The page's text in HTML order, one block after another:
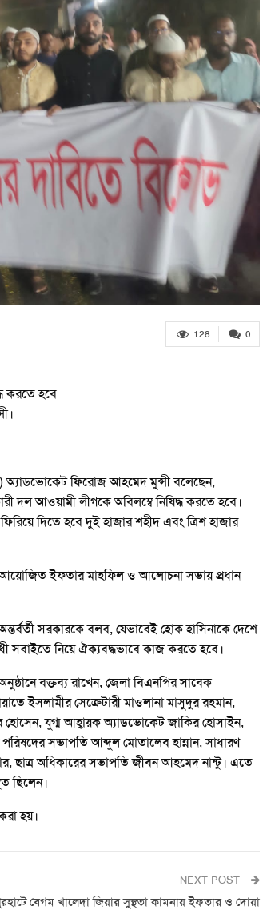
0
128
করতে হবে
অ্যাডভোকেট ফিরোজ আহমেদ মুন্সী বলেছেন,
দল আওয়ামী লীগকে অবিলম্বে নিষিদ্ধ করতে হবে।
দিতে হবে দুই হাজার শহীদ এবং ত্রিশ হাজার
আয়োজিত ইফতার মাহফিল ও আলোচনা সভায় প্রধান
সরকারকে বলব, যেভাবেই হোক হাসিনাকে দেশে
সবাইতে নিয়ে ঐক্যবদ্ধভাবে কাজ করতে হবে।
বক্তব্য রাখেন, জেলা বিএনপির সাবেক
ইসলামীর সেক্রেটারী মাওলানা মাসুদুর রহমান,
যুগ্ম আহ্বায়ক অ্যাডভোকেট জাকির হোসাইন,
সভাপতি আব্দুল মোতালেব হান্নান, সাধারণ
ছাত্র অধিকারের সভাপতি জীবন আহমেদ নান্টু। এতে
ছিলেন।
হয়।
NEXT POST
বেগম খালেদা জিয়ার সুস্থতা কামনায় ইফতার ও দোয়া